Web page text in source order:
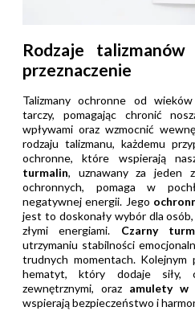
Rodzaje
przeznaczenie
Talizmany ochronne od
tarczy, pomagając chronić
wpływami oraz wzmocnić
rodzaju talizmanu, każdemu
ochronne, które wspierają
turmalin, uznawany za jeden z
ochronnych, pomaga w
negatywnej energii. Jego
jest to doskonały wybór dla
złymi energiami. Czarny
utrzymaniu stabilności
trudnych momentach. Kolejnym
hematyt, który dodaje siły,
zewnętrznymi, oraz amulety w
wspierają bezpieczeństwo i